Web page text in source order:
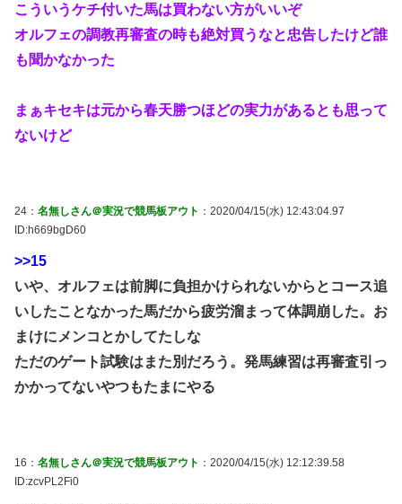
こういうケチ付いた馬は買わない方がいいぞ
オルフェの調教再審査の時も絶対買うなと忠告したけど誰
も聞かなかった
まぁキセキは元から春天勝つほどの実力があるとも思って
ないけど
24： 名無しさん＠実況で競馬板アウト ：2020/04/15(水) 12:43:04.97
ID:h669bgD60
>>15
いや、オルフェは前脚に負担かけられないからとコース追
いしたことなかった馬だから疲労溜まって体調崩した。お
まけにメンコとかしてたしな
ただのゲート試験はまた別だろう。発馬練習は再審査引っ
かかってないやつもたまにやる
16： 名無しさん＠実況で競馬板アウト ：2020/04/15(水) 12:12:39.58
ID:zcvPL2Fi0